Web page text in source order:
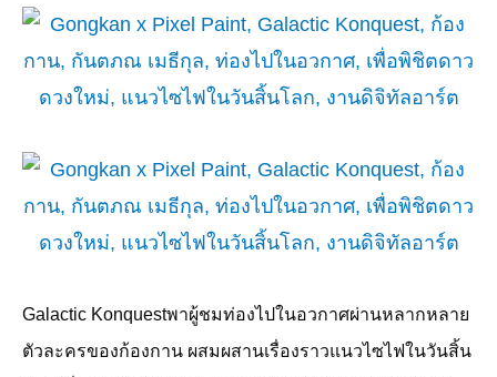
Galactic Konquestพาผู้ชมท่องไปในอวกาศผ่านหลากหลาย
ตัวละครของก้องกาน ผสมผสานเรื่องราวแนวไซไฟในวันสิ้น